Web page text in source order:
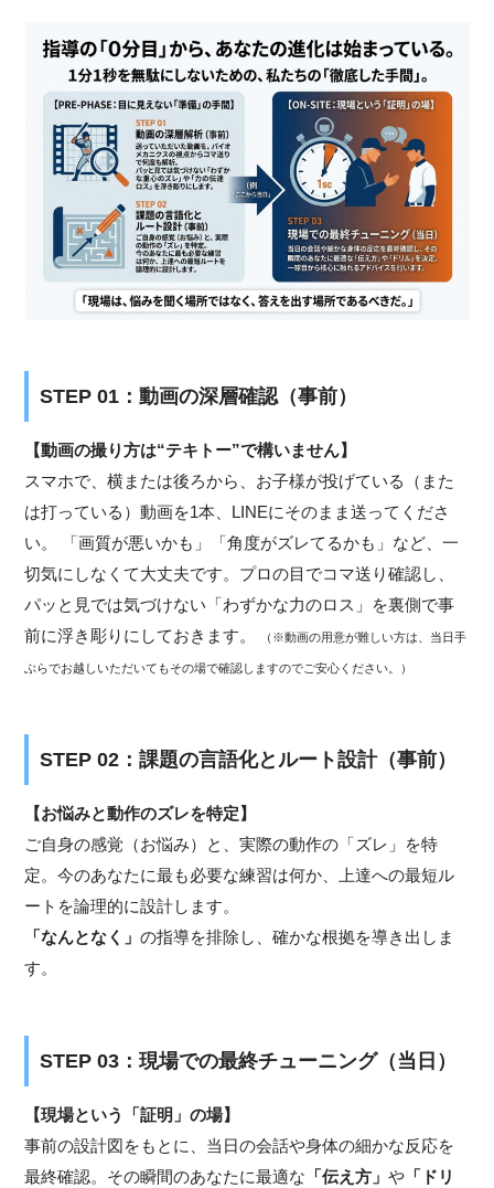
STEP 01：動画の深層確認（事前）
【動画の撮り方は“テキトー”で構いません】
スマホで、横または後ろから、お子様が投げている（また
は打っている）動画を1本、LINEにそのまま送ってくださ
い。 「画質が悪いかも」「角度がズレてるかも」など、一
切気にしなくて大丈夫です。プロの目でコマ送り確認し、
パッと見では気づけない「わずかな力のロス」を裏側で事
前に浮き彫りにしておきます。
（※動画の用意が難しい方は、当日手
ぶらでお越しいただいてもその場で確認しますのでご安心ください。）
STEP 02：課題の言語化とルート設計（事前）
【お悩みと動作のズレを特定】
ご自身の感覚（お悩み）と、実際の動作の「ズレ」を特
定。今のあなたに最も必要な練習は何か、上達への最短ル
ートを論理的に設計します。
「なんとなく」の指導を排除し、確かな根拠を導き出しま
す。
STEP 03：現場での最終チューニング（当日）
【現場という「証明」の場】
事前の設計図をもとに、当日の会話や身体の細かな反応を
最終確認。その瞬間のあなたに最適な 「伝え方」や 「ドリ